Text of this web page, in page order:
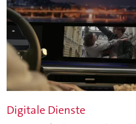
Digitale Dienste